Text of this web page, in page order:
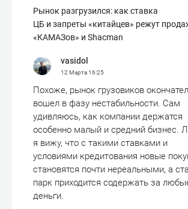
Рынок разгрузился: как ставка
ЦБ и запреты «китайцев» режут
«КАМАЗов» и Shacman
vasidol
12 Марта16:25
Похоже, рынок грузовиков
вошел в фазу нестабильности. Сам
удивляюсь, как компании держатся
особенно малый и средний бизнес.
я вижу, что с такими ставками и
условиями кредитования новые
становятся почти нереальными, а
парк приходится содержать за
деньги.